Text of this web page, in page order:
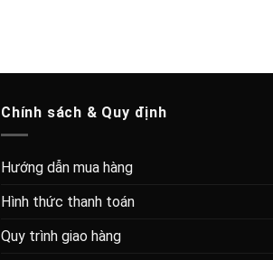
Chính sách & Quy định
Hướng dẫn mua hàng
Hình thức thanh toán
Quy trình giao hàng